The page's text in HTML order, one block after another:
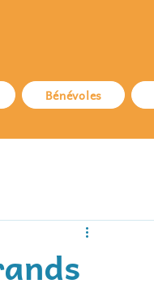
Bénévoles